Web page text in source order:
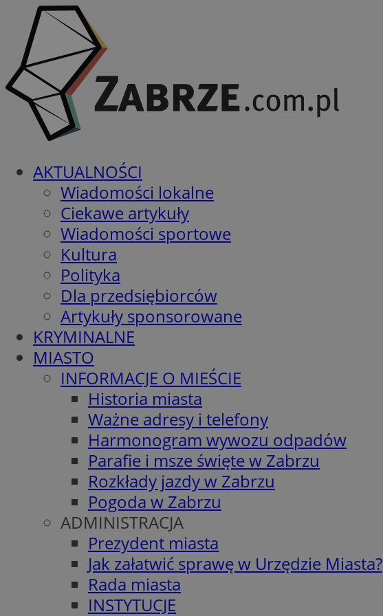
AKTUALNOŚCI
Wiadomości lokalne
Ciekawe artykuły
Wiadomości sportowe
Kultura
Polityka
Dla przedsiębiorców
Artykuły sponsorowane
KRYMINALNE
MIASTO
INFORMACJE O MIEŚCIE
Historia miasta
Ważne adresy i telefony
Harmonogram wywozu odpadów
Parafie i msze święte w Zabrzu
Rozkłady jazdy w Zabrzu
Pogoda w Zabrzu
ADMINISTRACJA
Prezydent miasta
Jak załatwić sprawę w Urzędzie Miasta?
Rada miasta
INSTYTUCJE